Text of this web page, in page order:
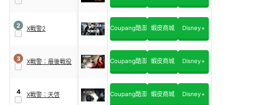
2 X戰警2 Coupang酷澎 蝦皮商城 Disney+
3 X戰警：最後戰役 Coupang酷澎 蝦皮商城 Disney+
4 X戰警：天啓 Coupang酷澎 蝦皮商城 Disney+